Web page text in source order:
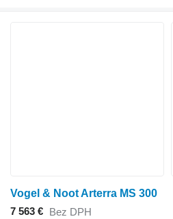
Vogel & Noot Arterra MS 300
7 563 € Bez DPH